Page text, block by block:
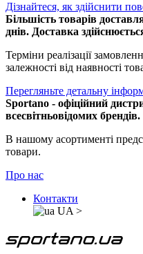
Дізнайтеся, як здійснити
Більшість товарів
днів. Доставка
Терміни реалізації
залежності від наявності
Перегляньте детальну
Sportano - офіційний
всесвітньовідомих брендів.
В нашому асортименті
товари.
Про нас
Контакти
UA >